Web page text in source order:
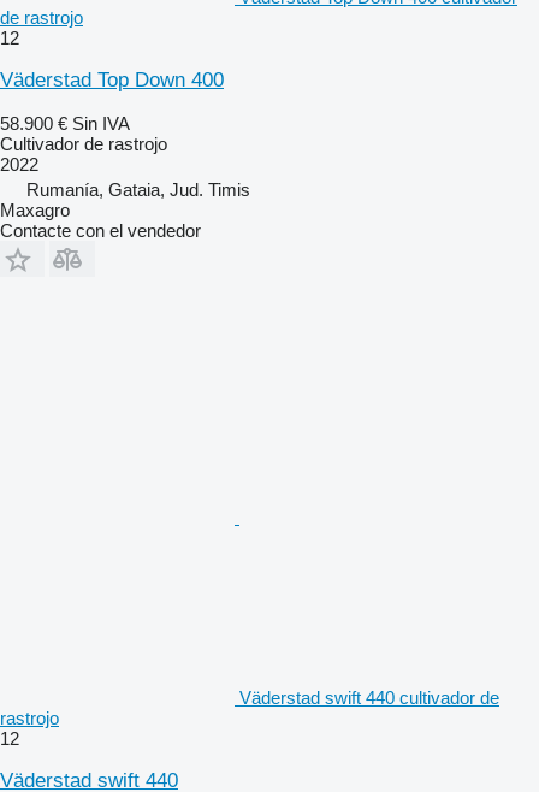
de rastrojo
12
Väderstad Top Down 400
58.900 € Sin IVA
Cultivador de rastrojo
2022
Rumanía, Gataia, Jud. Timis
Maxagro
Contacte con el vendedor
Väderstad swift 440 cultivador de
rastrojo
12
Väderstad swift 440